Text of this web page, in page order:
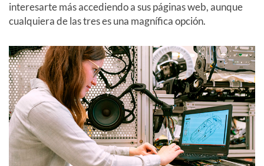
interesarte más accediendo a sus páginas web, aunque
cualquiera de las tres es una magnífica opción.